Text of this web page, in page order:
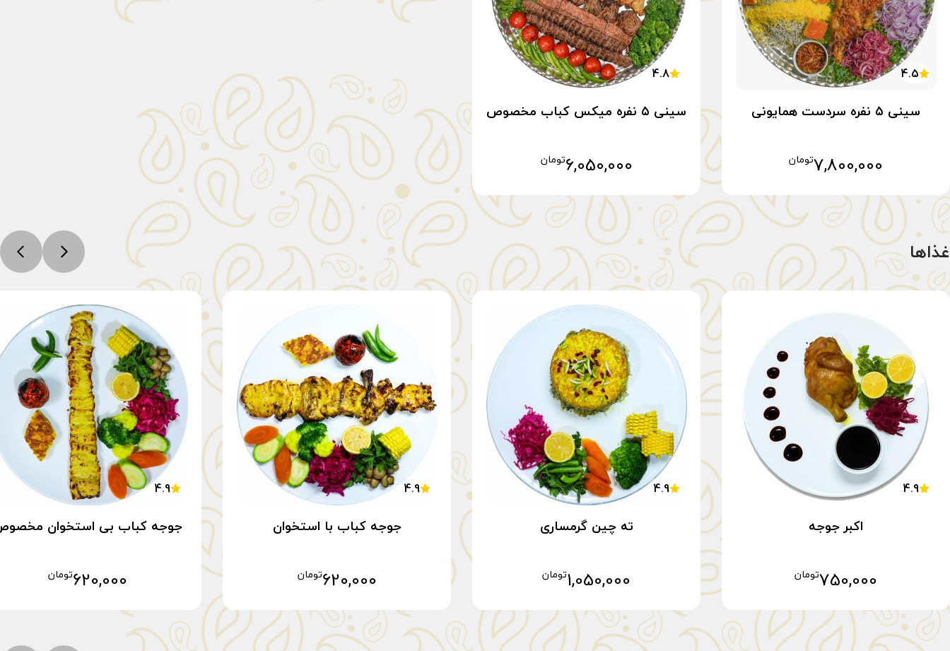
4.5
سینی ۵ نفره سردست همایونی
7,800,000تومان
افزودن به سبد خرید
4.8
سینی ۵ نفره میکس کباب مخصوص
6,050,000تومان
افزودن به سبد خرید
غذاها
4.9
اکبر جوجه
750,000تومان
افزودن به سبد خرید
4.9
ته چین گرمساری
1,050,000تومان
افزودن به سبد خرید
4.9
جوجه کباب با استخوان
620,000تومان
افزودن به سبد خرید
4.9
جوجه کباب بی استخوان
620,000تومان
افزودن به سبد خرید